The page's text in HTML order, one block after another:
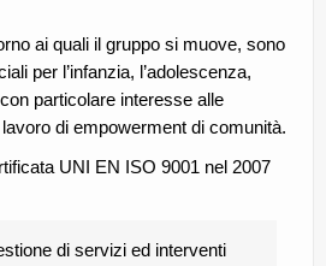
ai quali il gruppo si muove, sono
per l’infanzia, l’adolescenza,
particolare interesse alle
di empowerment di comunità.
UNI EN ISO 9001 nel 2007
di servizi ed interventi